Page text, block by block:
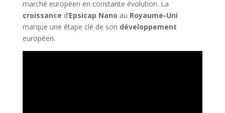
marché européen en constante évolution. La
croissance d’Epsicap Nano au Royaume-Uni
marque une étape clé de son développement
européen.